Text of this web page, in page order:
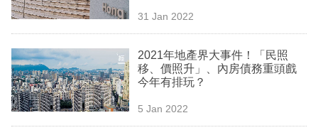
閱
區
31 Jan 2022
2021年地產界大事件！「民照
移、價照升」、內房債務重頭戲
今年有排玩？
5 Jan 2022